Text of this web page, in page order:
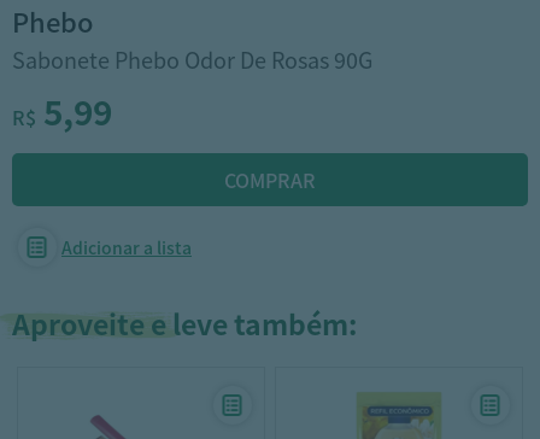
phebo
Sabonete Phebo Odor De Rosas 90G
R$ 5,99
Adicionar a lista
Aproveite e leve também: